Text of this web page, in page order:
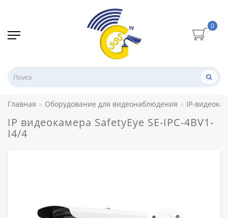
0
Главная Оборудование для видеонаблюдения IP-
IP видеокамера SafetyEye SE-IPC-4BV1-
I4/4